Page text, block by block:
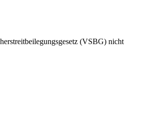
(VSBG) nicht